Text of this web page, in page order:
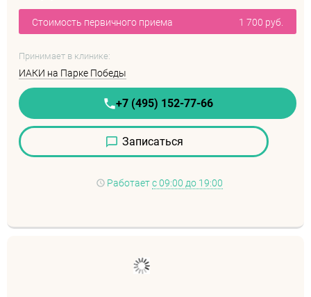
Стоимость первичного приема 1 700 руб.
Принимает в клинике:
ИАКИ на Парке Победы
+7 (495) 152-77-66
Записаться
Работает с 09:00 до 19:00